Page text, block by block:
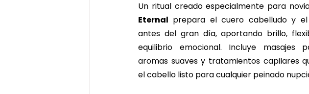
Un ritual creado especialmente para
Eternal prepara el cuero cabelludo y
antes del gran día, aportando brillo,
equilibrio emocional. Incluye masajes
aromas suaves y tratamientos capilares
el cabello listo para cualquier peinado